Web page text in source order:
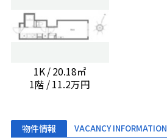
1K / 20.18㎡
1階 / 11.2万円
物件情報 VACANCY INFORMATION